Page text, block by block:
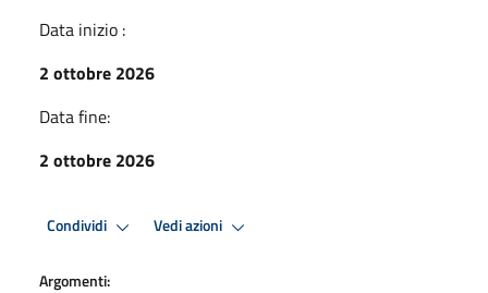
Data inizio :
2 ottobre 2026
Data fine:
2 ottobre 2026
Condividi Vedi azioni
Argomenti: